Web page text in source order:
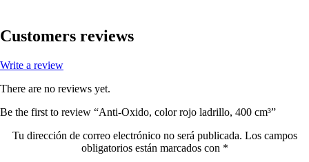
Customers reviews
Write a review
There are no reviews yet.
Be the first to review “Anti-Oxido, color rojo ladrillo, 400 cm³”
Tu dirección de correo electrónico no será publicada. Los campos
obligatorios están marcados con *